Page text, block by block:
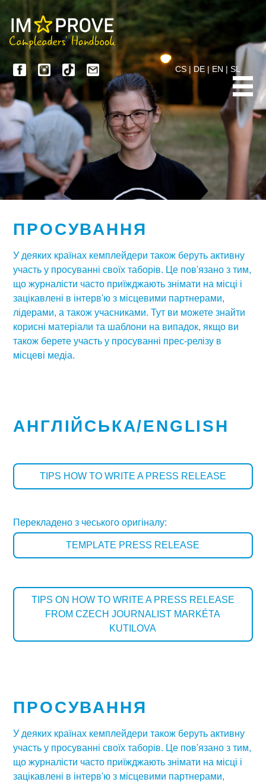
CS | DE | EN |SL
ПРОСУВАННЯ
У деяких країнах кемплейдери також беруть активну
участь у просуванні своїх таборів. Це пов'язано з тим,
що журналісти часто приїжджають знімати на місці і
зацікавлені в інтерв'ю з місцевими партнерами,
лідерами, а також учасниками. Тут ви можете знайти
корисні матеріали та шаблони на випадок, якщо ви
також берете участь у просуванні прес-релізу в
місцеві медіа.
АНГЛІЙСЬКА/ENGLISH
TIPS HOW TO WRITE A PRESS RELEASE
Перекладено з чеського оригіналу:
TEMPLATE PRESS RELEASE
TIPS ON HOW TO WRITE A PRESS RELEASE
FROM CZECH JOURNALIST MARKÉTA
KUTILOVA
ПРОСУВАННЯ
У деяких країнах кемплейдери також беруть активну
участь у просуванні своїх таборів. Це пов'язано з тим,
що журналісти часто приїжджають знімати на місці і
зацікавлені в інтерв'ю з місцевими партнерами,